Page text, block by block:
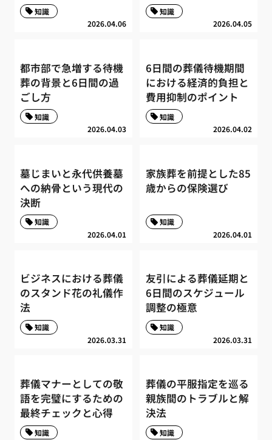
2026.04.06
知識
2026.04.05
知識
都市部で急増する待機
葬の背景と6日間の過
ごし方
2026.04.03
知識
6日間の葬儀待機期間
における経済的負担と
費用抑制のポイント
2026.04.02
知識
墓じまいと永代供養墓
への納骨という現代の
決断
2026.04.01
知識
家族葬を前提とした85
歳からの保険選び
2026.04.01
知識
ビジネスにおける葬儀
のスタンド花の礼儀作
法
2026.03.31
知識
友引による葬儀延期と
6日間のスケジュール
調整の極意
2026.03.31
知識
葬儀マナーとしての敬
語を完璧にするための
最終チェックと心得
知識
葬儀の平服指定を巡る
親族間のトラブルと解
決法
知識